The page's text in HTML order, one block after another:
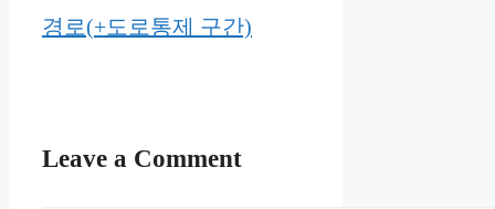
경로(+도로통제 구간)
Leave a Comment